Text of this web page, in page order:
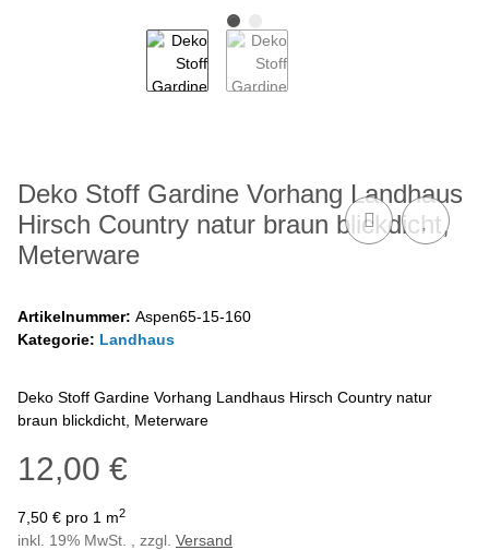
Deko Stoff Gardine Vorhang Landhaus
Hirsch Country natur braun blickdicht,
Meterware
Artikelnummer: Aspen65-15-160
Kategorie: Landhaus
Deko Stoff Gardine Vorhang Landhaus Hirsch Country natur
braun blickdicht, Meterware
12,00 €
7,50 € pro 1 m2
inkl. 19% MwSt. , zzgl. Versand